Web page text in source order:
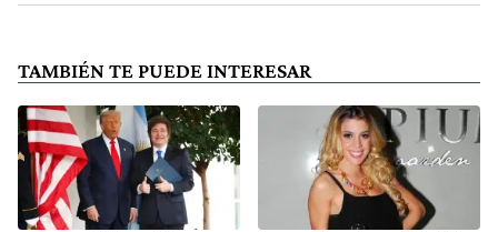
TAMBIÉN TE PUEDE INTERESAR